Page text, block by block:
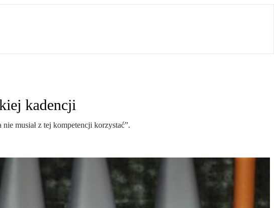
kadencji
musiał z tej kompetencji korzystać”.